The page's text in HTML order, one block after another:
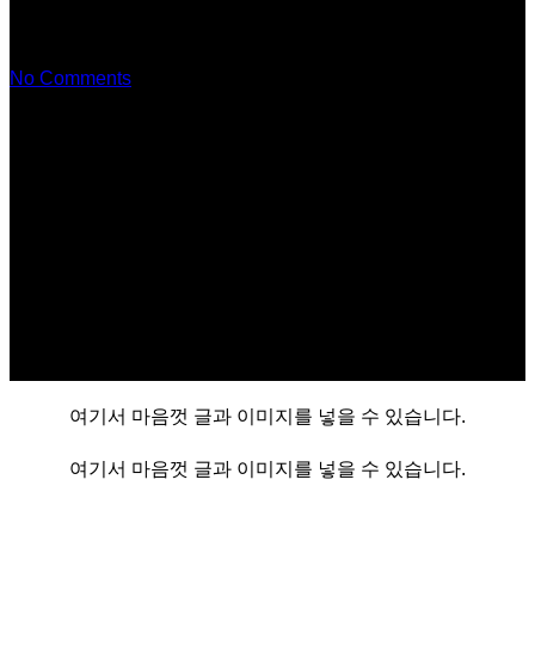
No Comments
여기서 마음껏 글과 이미지를 넣을 수 있습니다.
여기서 마음껏 글과 이미지를 넣을 수 있습니다.